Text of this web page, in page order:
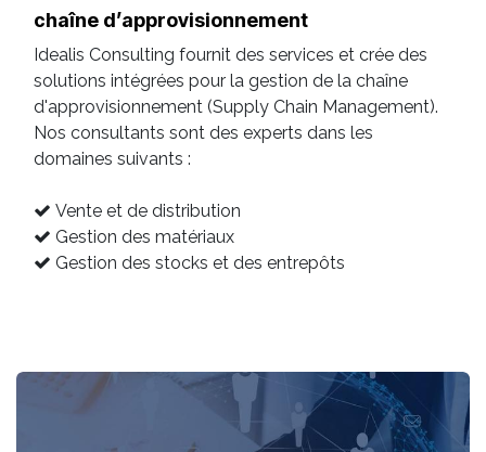
chaîne d’approvisionnement
Idealis Consulting fournit des services et crée des
solutions intégrées pour la gestion de la chaîne
d'approvisionnement (Supply Chain Management).
Nos consultants sont des experts dans les
domaines suivants :
Vente et de distribution
Gestion des matériaux
Gestion des stocks et des entrepôts